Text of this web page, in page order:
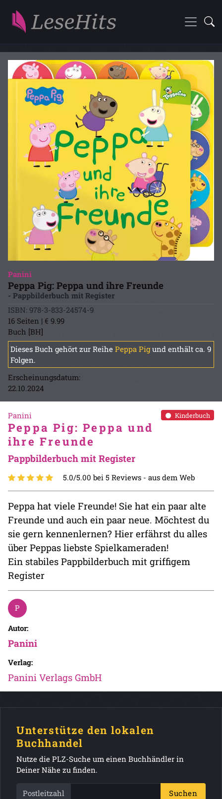
Panini
Peppa Pig: Peppa und ihre Freunde
- Pappbilderbuch mit Register
ISBN: 978-3-833-24574-9
16 Seiten | € 9.99
Buch [BH]
Dieses Buch gehört zur Reihe Peppa Pigund enthält ca. 9
Folgen.
Erscheinungsdatum:
22.10.2024
Kinderbuch
Panini
Peppa Pig: Peppa und
ihre Freunde
Pappbilderbuch mit Register
5.0/5.00 bei 5 Reviews - aus dem Web
Peppa hat viele Freunde! Sie hat ein paar alte
Freunde und auch ein paar neue. Möchtest du
sie gern kennenlernen? Hier erfährst du alles
über Peppas liebste Spielkameraden!
Ein stabiles Pappbilderbuch mit griffigem
Register
Autor:
Panini
Verlag:
Panini Verlags GmbH
Unterstütze den lokalen
Buchhandel
Nutze die PLZ-Suche um einen Buchhändler in
Deiner Nähe zu finden.
Postleitzahl Suchen